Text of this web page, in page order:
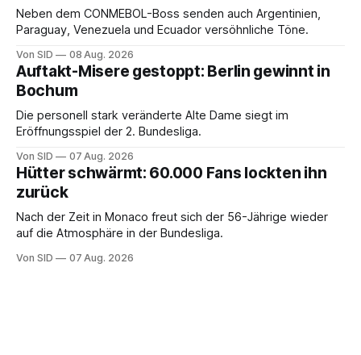
Neben dem CONMEBOL-Boss senden auch Argentinien,
Paraguay, Venezuela und Ecuador versöhnliche Töne.
Von SID 08 Aug. 2026
Auftakt-Misere gestoppt: Berlin gewinnt in
Bochum
Die personell stark veränderte Alte Dame siegt im
Eröffnungsspiel der 2. Bundesliga.
Von SID 07 Aug. 2026
Hütter schwärmt: 60.000 Fans lockten ihn
zurück
Nach der Zeit in Monaco freut sich der 56-Jährige wieder
auf die Atmosphäre in der Bundesliga.
Von SID 07 Aug. 2026